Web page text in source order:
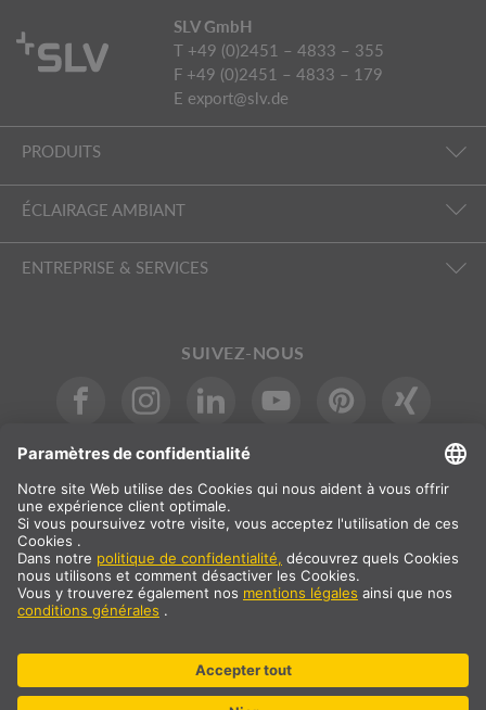
SLV GmbH
T +49 (0)2451 – 4833 – 355
F +49 (0)2451 – 4833 – 179
E export@slv.de
PRODUITS
ÉCLAIRAGE AMBIANT
ENTREPRISE & SERVICES
SUIVEZ-NOUS
DE | EN | ES | FR
Sélection du pays
* Tous les prix sont indiqués nets, frais de port en sus
encombrants comme les profilés, les systèmes de rails et autres,
peuvent exiger de plus longs délais de livraison.